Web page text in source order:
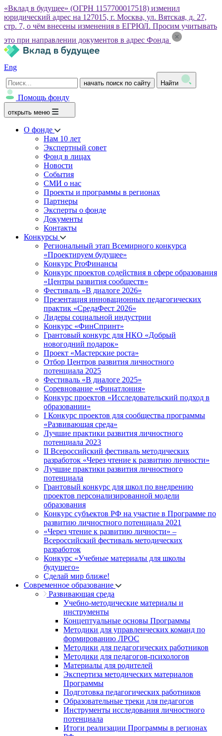
«Вклад в будущее» (ОГРН 1157700017518) изменил
юридический адрес на 127015, г. Москва, ул. Вятская, д. 27,
стр. 7, о чём внесены изменения в ЕГРЮЛ. Просим учитывать
это при направлении документов в адрес Фонда
Eng
начать поиск по сайту Найти
Помощь фонду
открыть меню
О фонде
Нам 10 лет
Экспертный совет
Фонд в лицах
Новости
События
СМИ о нас
Проекты и программы в регионах
Партнеры
Эксперты о фонде
Документы
Контакты
Конкурсы
Региональный этап Всемирного конкурса
«Проектируем будущее»
Конкурс ProФинансы
Конкурс проектов содействия в сфере образования
«Центры развития сообществ»
Фестиваль «В диалоге 2026»
Презентация инновационных педагогических
практик «СредаФест 2026»
Лидеры социальной индустрии
Конкурс «ФинСпринт»
Грантовый конкурс для НКО «Добрый
новогодний подарок»
Проект «Мастерские роста»
Отбор Центров развития личностного
потенциала 2025
Фестиваль «В диалоге 2025»
Соревнование «Финатлония»
Конкурс проектов «Исследовательский подход в
образовании»
I Конкурс проектов для сообщества программы
«Развивающая среда»
Лучшие практики развития личностного
потенциала 2023
II Всероссийский фестиваль методических
разработок «Через чтение к развитию личности»
Лучшие практики развития личностного
потенциала
Грантовый конкурс для школ по внедрению
проектов персонализированной модели
образования
Конкурс субъектов РФ на участие в Программе по
развитию личностного потенциала 2021
«Через чтение к развитию личности» –
Всероссийский фестиваль методических
разработок
Конкурс «Учебные материалы для школы
будущего»
Сделай мир ближе!
Современное образование
Развивающая среда
Учебно-методические материалы и
инструменты
Концептуальные основы Программы
Методики для управленческих команд по
формированию ЛРОС
Методики для педагогических работников
Методики для педагогов-психологов
Материалы для родителей
Экспертиза методических материалов
Программы
Подготовка педагогических работников
Образовательные треки для педагогов
Инструменты исследования личностного
потенциала
Итоги реализации Программы в регионах